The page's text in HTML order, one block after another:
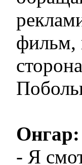
фильм,
Онгар:
- Я